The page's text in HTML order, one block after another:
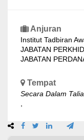
Anjuran
Institut Tadbiran
JABATAN
JABATAN
Tempat
Secara Dalam